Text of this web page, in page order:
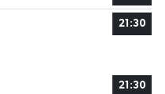
21:30
21:30